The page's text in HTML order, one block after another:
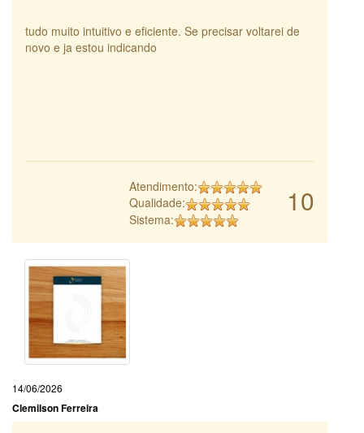
tudo muito intuitivo e eficiente. Se precisar voltarei de
novo e ja estou indicando
10
Atendimento:
Qualidade:
Sistema:
14/06/2026
Clemilson Ferreira